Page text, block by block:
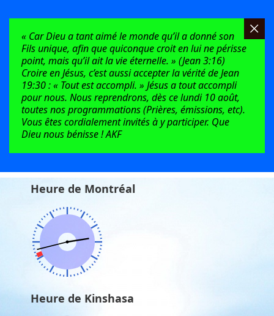
« Car Dieu a tant aimé le monde qu’il a donné son
Fils unique, afin que quiconque croit en lui ne périsse
point, mais qu’il ait la vie éternelle. » (Jean 3:16)
Croire en Jésus, c’est aussi accepter la vérité de Jean
19:30 : « Tout est accompli. » Jésus a tout accompli
pour nous. Nous reprendrons, dès ce lundi 10 août,
toutes nos programmations (Prières, émissions, etc).
Vous êtes cordialement invités à y participer. Que
Dieu nous bénisse ! AKF
Heure de Montréal
Heure de Kinshasa